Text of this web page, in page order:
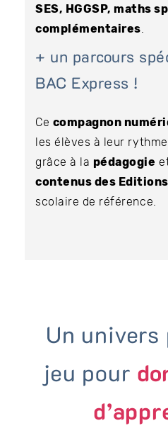
SES, HGGSP, maths
complémentaires
+ un parcours
BAC Express !
Ce compagnon
les élèves à leur
grâce à la pédagogie
contenus des
scolaire de référence.
Un univers
jeu pour